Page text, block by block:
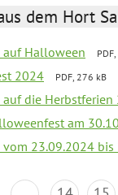
dem Hort
auf Halloween
2024 PDF, 276 kB
auf die Herbstferien
am
23.09.2024 bis